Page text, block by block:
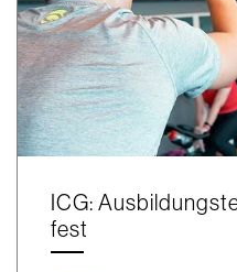
ICG:
fest